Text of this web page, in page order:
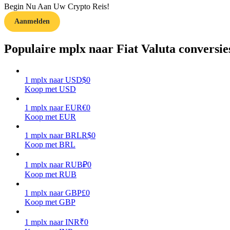
Gids
Handelsstrategieën
Leer hoe u winstgevend kunt blijven
Begin Nu Aan Uw Crypto Reis!
Aanmelden
Populaire mplx naar Fiat Valuta
1 mplx naar USD$0
Koop met USD
1 mplx naar EUR€0
Koop met EUR
1 mplx naar BRLR$0
Koop met BRL
1 mplx naar RUB₽0
Koop met RUB
1 mplx naar GBP£0
Koop met GBP
1 mplx naar INR₹0